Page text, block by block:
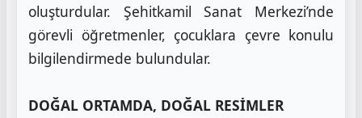
oluşturdular. Şehitkamil Sanat Merkezi’nde
görevli öğretmenler, çocuklara çevre konulu
bilgilendirmede bulundular.
DOĞAL ORTAMDA, DOĞAL RESİMLER